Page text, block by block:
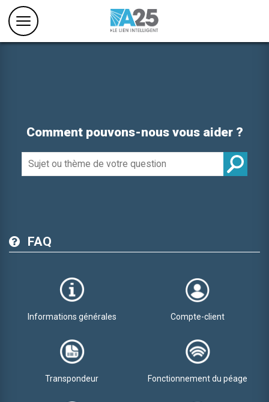
Comment pouvons-nous vous aider ?
FAQ
Informations générales Compte-client
Transpondeur Fonctionnement du péage